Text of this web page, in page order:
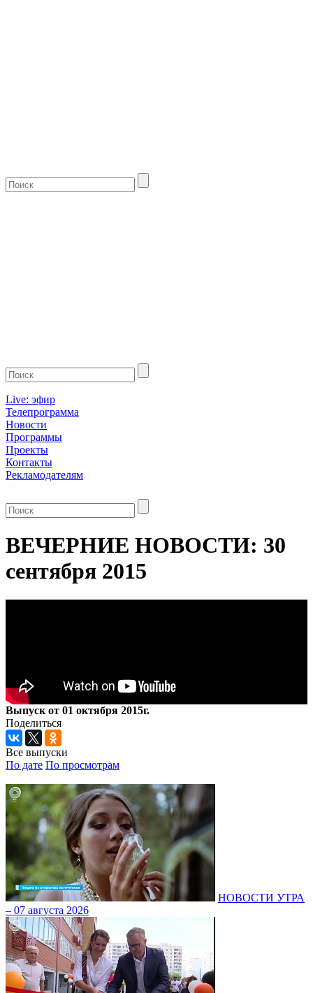
Live: эфир
Телепрограмма
Новости
Программы
Проекты
Контакты
Рекламодателям
ВЕЧЕРНИЕ НОВОСТИ: 30
сентября 2015
Выпуск от 01 октября 2015г.
Поделиться
Все выпуски
По дате По просмотрам
НОВОСТИ УТРА
– 07 августа 2026